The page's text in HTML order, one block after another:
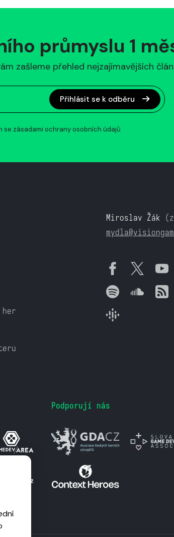
průmyslu 1
zašleme přehled nejzajímavějších
Přihlásit se k odběru
se zásadami ochrany osobních údajů
Miroslav Žák
Podporují nás